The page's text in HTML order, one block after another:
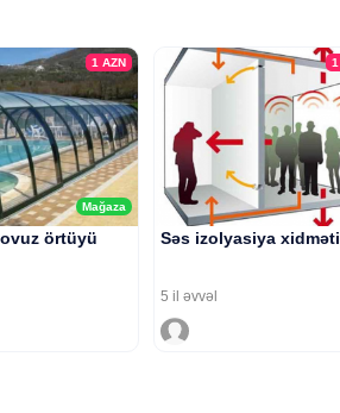
Mağaza
1 AZN
örtüyü
1
Səs izolyasiya xidməti
5 il əvvəl